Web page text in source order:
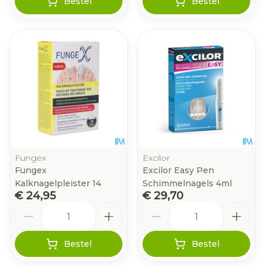
Fungex
Fungex
Kalknagelpleister 14
€ 24,95
Bestel
Excilor
Excilor Easy Pen
Schimmelnagels 4ml
€ 29,70
Bestel